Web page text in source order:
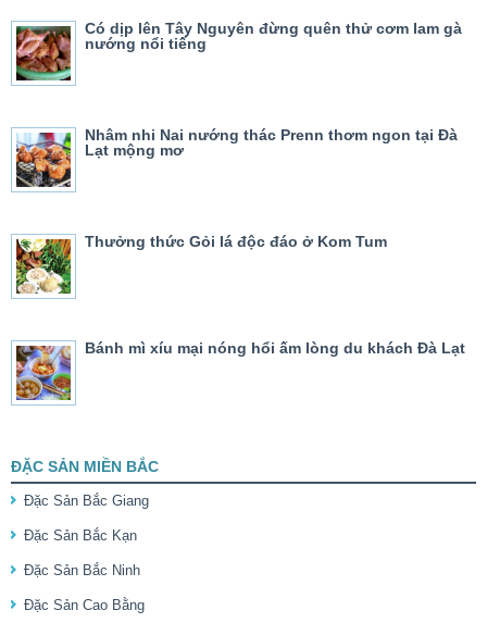
Có dịp lên Tây Nguyên đừng quên thử cơm lam gà
nướng nổi tiếng
Nhâm nhi Nai nướng thác Prenn thơm ngon tại Đà
Lạt mộng mơ
Thưởng thức Gỏi lá độc đáo ở Kom Tum
Bánh mì xíu mại nóng hổi ấm lòng du khách Đà Lạt
ĐẶC SẢN MIỀN BẮC
Đặc Sản Bắc Giang
Đặc Sản Bắc Kạn
Đặc Sản Bắc Ninh
Đặc Sản Cao Bằng